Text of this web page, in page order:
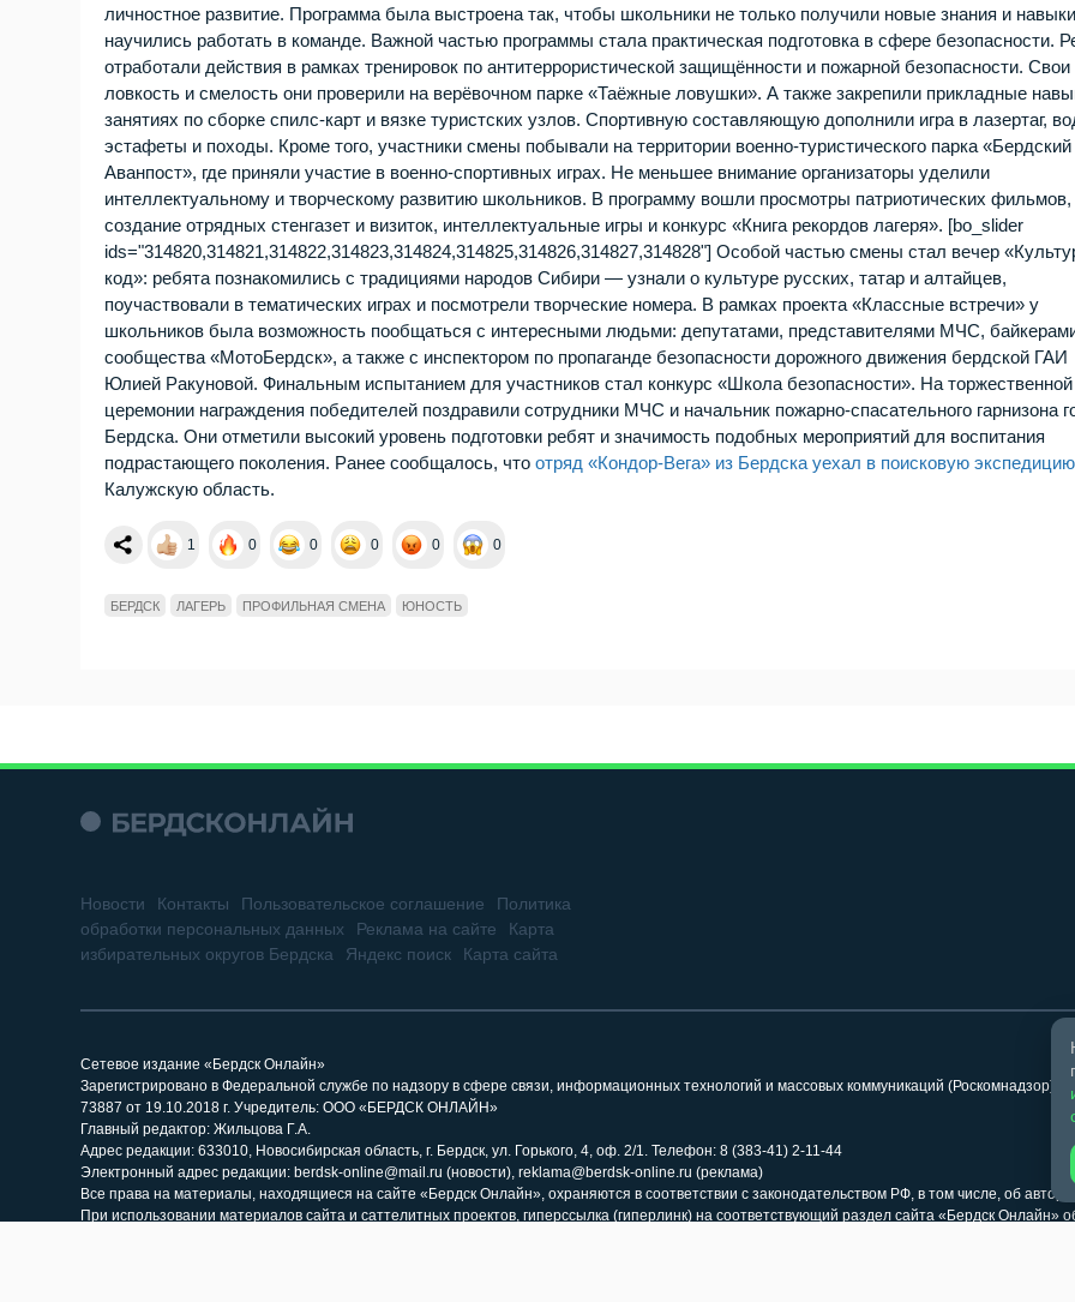
личностное развитие. Программа была выстроена так, чтобы школьники не только получили новые знания и
научились работать в команде. Важной частью программы стала практическая подготовка в сфере безопасности.
отработали действия в рамках тренировок по антитеррористической защищённости и пожарной безопасности. Свои
ловкость и смелость они проверили на верёвочном парке «Таёжные ловушки». А также закрепили прикладные
занятиях по сборке спилс‑карт и вязке туристских узлов. Спортивную составляющую дополнили игра в лазертаг,
эстафеты и походы. Кроме того, участники смены побывали на территории военно‑туристического парка «Бердский
Аванпост», где приняли участие в военно‑спортивных играх. Не меньшее внимание организаторы уделили
интеллектуальному и творческому развитию школьников. В программу вошли просмотры патриотических фильмов,
создание отрядных стенгазет и визиток, интеллектуальные игры и конкурс «Книга рекордов лагеря». [bo_slider
ids="314820,314821,314822,314823,314824,314825,314826,314827,314828"] Особой частью смены стал вечер
код»: ребята познакомились с традициями народов Сибири — узнали о культуре русских, татар и алтайцев,
поучаствовали в тематических играх и посмотрели творческие номера. В рамках проекта «Классные встречи» у
школьников была возможность пообщаться с интересными людьми: депутатами, представителями МЧС,
сообщества «МотоБердск», а также с инспектором по пропаганде безопасности дорожного движения бердской ГАИ
Юлией Ракуновой. Финальным испытанием для участников стал конкурс «Школа безопасности». На торжественной
церемонии награждения победителей поздравили сотрудники МЧС и начальник пожарно‑спасательного гарнизона
Бердска. Они отметили высокий уровень подготовки ребят и значимость подобных мероприятий для воспитания
подрастающего поколения. Ранее сообщалось, что отряд «Кондор‑Вега» из Бердска уехал в поисковую экспедицию
Калужскую область.
1 0 0 0 0 0
БЕРДСК ЛАГЕРЬ ПРОФИЛЬНАЯ СМЕНА ЮНОСТЬ
Новости Контакты Пользовательское соглашение
Политика
обработки персональных данных
Реклама на сайте
Карта
избирательных округов Бердска
Яндекс поиск Карта сайта
Сетевое издание «Бердск Онлайн»
Зарегистрировано в Федеральной службе по надзору в сфере связи, информационных технологий и массовых коммуникаций
73887 от 19.10.2018 г. Учредитель: ООО «БЕРДСК ОНЛАЙН»
Главный редактор: Жильцова Г.А.
Адрес редакции: 633010, Новосибирская область, г. Бердск, ул. Горького, 4, оф. 2/1. Телефон: 8 (383-41) 2-11-44
Электронный адрес редакции: berdsk-online@mail.ru (новости), reklama@berdsk-online.ru (реклама)
Все права на материалы, находящиеся на сайте «Бердск Онлайн», охраняются в соответствии с законодательством РФ, в том числе, об
При использовании материалов сайта и саттелитных проектов, гиперссылка (гиперлинк) на соответствующий раздел сайта «Бердск Онлайн»